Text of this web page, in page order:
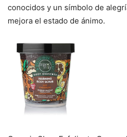
conocidos y un símbolo de
mejora el estado de ánimo.